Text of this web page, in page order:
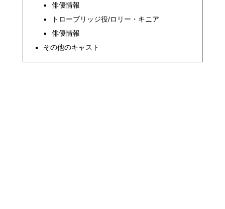
俳優情報
トローブリッジ役/ロリー・キニア
俳優情報
その他のキャスト